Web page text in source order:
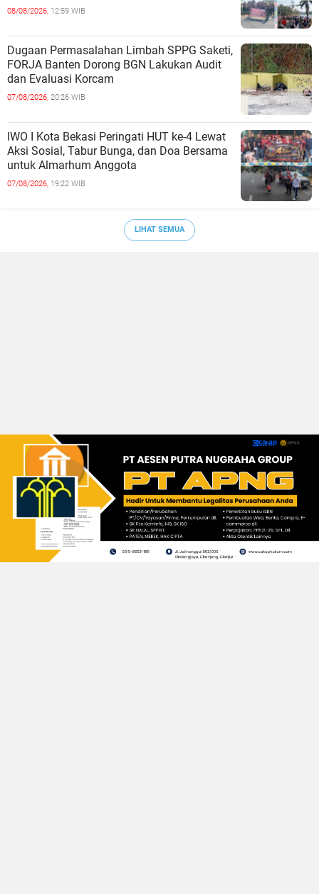
Belum Saat nya Butuh Kawasa
08/08/2026, 12:59 WIB
Dugaan Permasalahan Limbah SPPG Saketi,
FORJA Banten Dorong BGN Lakukan Audit
dan Evaluasi Korcam
07/08/2026, 20:26 WIB
IWO I Kota Bekasi Peringati HUT ke-4 Lewat
Aksi Sosial, Tabur Bunga, dan Doa Bersama
untuk Almarhum Anggota
07/08/2026, 19:22 WIB
LIHAT SEMUA